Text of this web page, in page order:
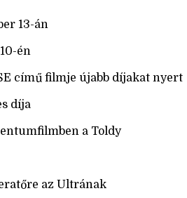
13-án
én
című filmje újabb díjakat nyert
díja
a Toldy
az Ultrának